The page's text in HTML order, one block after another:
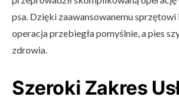
psa. Dzięki zaawansowanemu sprzętowi
operacja przebiegła pomyślnie, a pies
zdrowia.
Szeroki Zakres